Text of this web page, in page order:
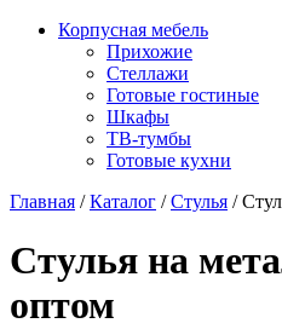
Корпусная мебель
Прихожие
Стеллажи
Готовые гостиные
Шкафы
ТВ-тумбы
Готовые кухни
Главная /Каталог /Стулья /
Стулья на
оптом